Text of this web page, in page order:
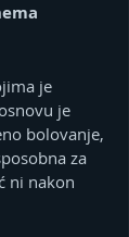
je
je
bolovanje,
za
ni nakon